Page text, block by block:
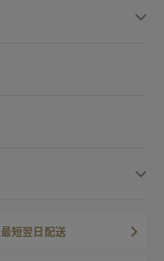
最短翌日配送